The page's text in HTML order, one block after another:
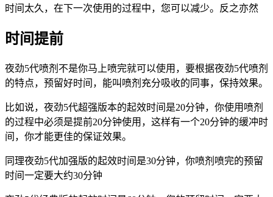
时间太久，在下一次使用的过程中，您可以减少。反之亦然
时间提前
夜劲5代喷剂不是你马上喷完就可以使用，要根据夜劲5代喷剂
的特点，预留好时间，能叫喷剂充分吸收的同事，保持效果。
比如说，夜劲5代超强版本的起效时间是20分钟，你使用喷剂
的过程中必须是提前20分钟使用，这样有一个20分钟的缓冲时
间，你才能更佳的保证效果。
同理夜劲5代加强版的起效时间是30分钟，你喷剂喷完的预留
时间一定要大约30分钟